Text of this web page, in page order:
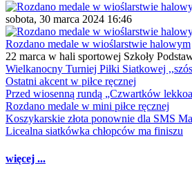
sobota, 30 marca 2024 16:46
Rozdano medale w wioślarstwie halowym
22 marca w hali sportowej Szkoły
Wielkanocny Turniej Piłki Siatkowej
Ostatni akcent w piłce ręcznej
Przed wiosenną rundą „Czwartków
Rozdano medale w mini piłce ręcznej
Koszykarskie złota ponownie dla SMS
Licealna siatkówka chłopców ma finiszu
więcej ...